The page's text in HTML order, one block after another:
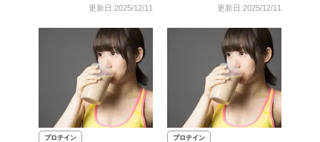
更新日:2025/12/11 更新日:2025/12/11
プロテイン プロテイン